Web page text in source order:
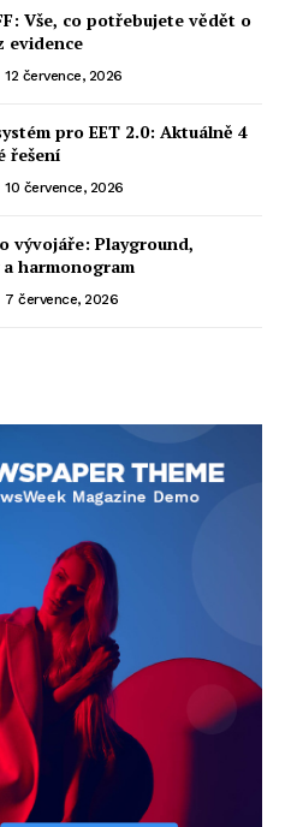
Vše, co potřebujete vědět o
evidence
12 července, 2026
pro EET 2.0: Aktuálně 4
řešení
10 července, 2026
vývojáře: Playground,
harmonogram
7 července, 2026